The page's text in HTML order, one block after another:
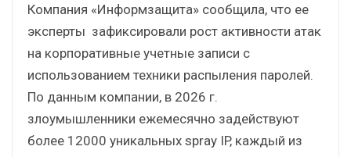
Компания «Информзащита» сообщила, что ее
эксперты зафиксировали рост активности атак
на корпоративные учетные записи с
использованием техники распыления паролей.
По данным компании, в 2026 г.
злоумышленники ежемесячно задействуют
более 12000 уникальных spray IP, каждый из